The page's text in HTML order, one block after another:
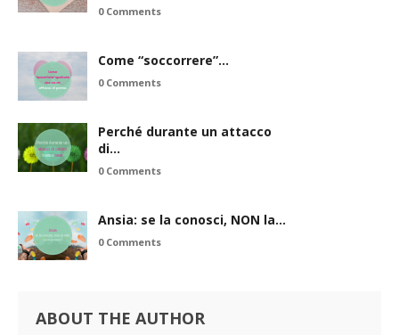
0 Comments
Come “soccorrere”…
0 Comments
Perché durante un attacco
di…
0 Comments
Ansia: se la conosci, NON la…
0 Comments
ABOUT THE AUTHOR